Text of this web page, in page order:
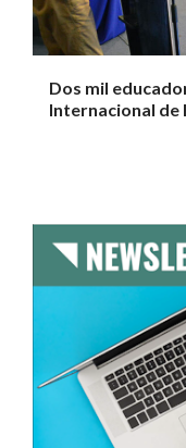
Dos mil
Internacional de